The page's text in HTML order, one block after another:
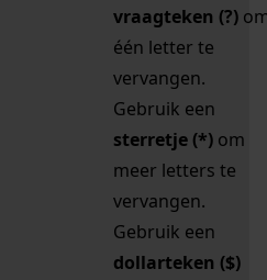
vraagteken (?)
één letter te
vervangen.
Gebruik een
sterretje (*) om
meer letters te
vervangen.
Gebruik een
dollarteken ($)